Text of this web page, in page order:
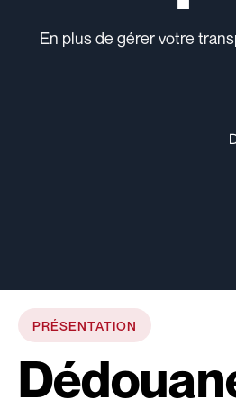
En plus de gérer votre
PRÉSENTATION